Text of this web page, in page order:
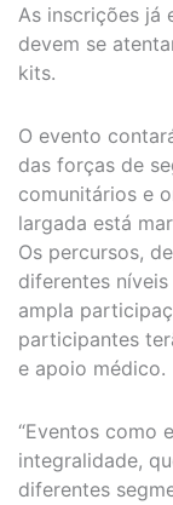
As inscrições já
devem se
kits.
O evento
das forças de
comunitários e
largada está
Os percursos,
diferentes
ampla
participantes
e apoio médico.
“Eventos como
integralidade,
diferentes